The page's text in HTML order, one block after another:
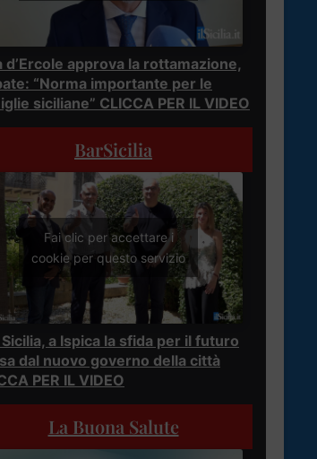
d’Ercole approva la rottamazione,
“Norma importante per le
siciliane” CLICCA PER IL VIDEO
BarSicilia
Fai clic per accettare i
cookie per questo servizio
a Ispica la sfida per il futuro
dal nuovo governo della città
PER IL VIDEO
La Buona Salute